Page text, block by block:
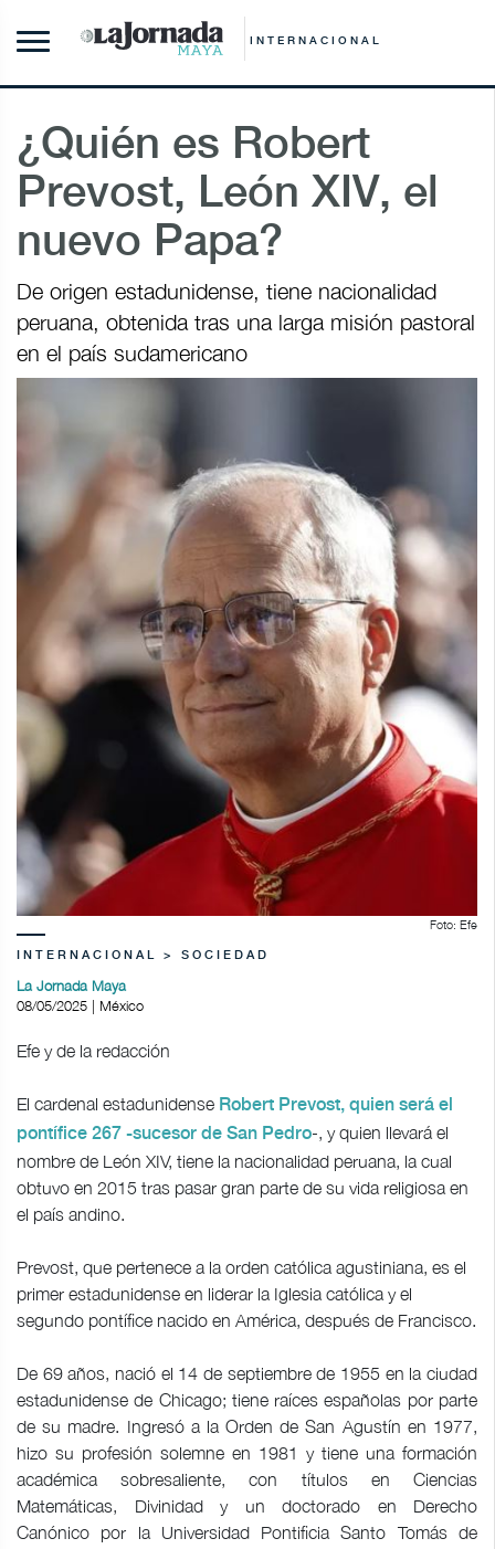
INTERNACIONAL
¿Quién es Robert
Prevost, León XIV, el
nuevo Papa?
De origen estadunidense, tiene nacionalidad
peruana, obtenida tras una larga misión pastoral
en el país sudamericano
Foto: Efe
INTERNACIONAL > SOCIEDAD
La Jornada Maya
08/05/2025 | México
Efe y de la redacción
El cardenal estadunidense Robert Prevost, quien será el
pontífice 267 -sucesor de San Pedro-, y quien llevará el
nombre de León XIV, tiene la nacionalidad peruana, la cual
obtuvo en 2015 tras pasar gran parte de su vida religiosa en
el país andino.
Prevost, que pertenece a la orden católica agustiniana, es el
primer estadunidense en liderar la Iglesia católica y el
segundo pontífice nacido en América, después de Francisco.
De 69 años, nació el 14 de septiembre de 1955 en la ciudad
estadunidense de Chicago; tiene raíces españolas por parte
de su madre. Ingresó a la Orden de San Agustín en 1977,
hizo su profesión solemne en 1981 y tiene una formación
académica sobresaliente, con títulos en Ciencias
Matemáticas, Divinidad y un doctorado en Derecho
Canónico por la Universidad Pontificia Santo Tomás de